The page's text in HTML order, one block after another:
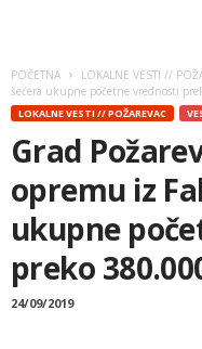
POČETNA LOKALNE VESTI //
šećera ukupne početne vrednosti
LOKALNE VESTI // POŽAREVAC
Grad
opremu iz
ukupne
preko
24/09/2019